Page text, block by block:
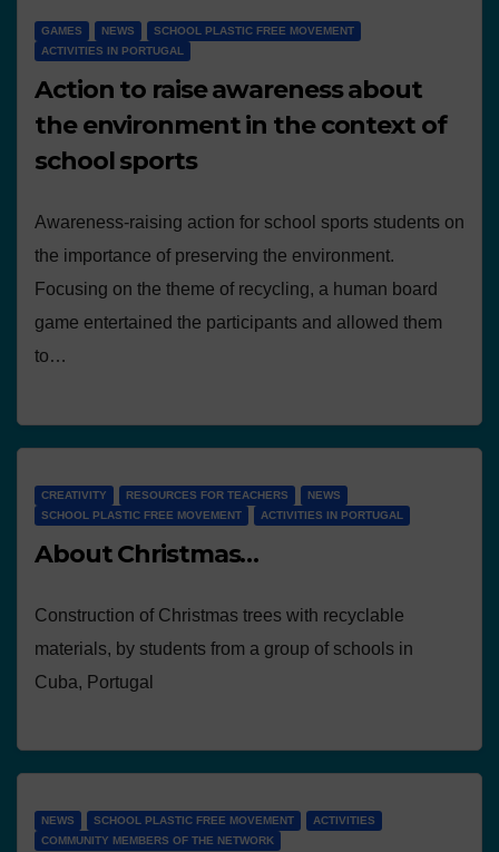
GAMES NEWS
SCHOOL PLASTIC FREE MOVEMENT
ACTIVITIES IN PORTUGAL
Action to raise awareness about
the environment in the context of
school sports
Awareness-raising action for school sports students on
the importance of preserving the environment.
Focusing on the theme of recycling, a human board
game entertained the participants and allowed them
to…
CREATIVITY RESOURCES FOR TEACHERS
NEWS
SCHOOL PLASTIC FREE MOVEMENT
ACTIVITIES IN PORTUGAL
About Christmas…
Construction of Christmas trees with recyclable
materials, by students from a group of schools in
Cuba, Portugal
NEWS SCHOOL PLASTIC FREE MOVEMENT
ACTIVITIES
COMMUNITY MEMBERS OF THE NETWORK